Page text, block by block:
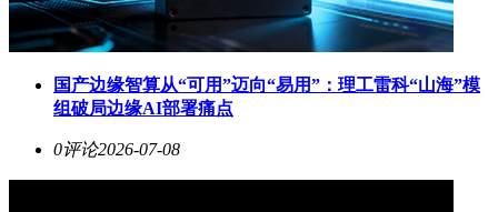
国产边缘智算从“可用”迈向“易用”：理工雷科“山海”模
组破局边缘AI部署痛点
0评论2026-07-08